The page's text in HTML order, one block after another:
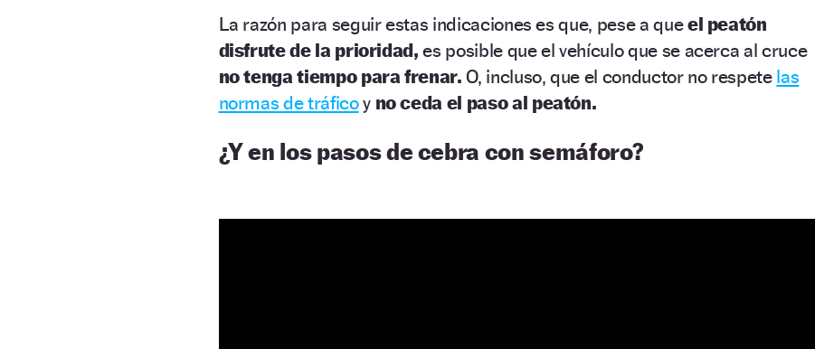
La razón para seguir estas indicaciones es que, pese a queel peatón
disfrute de la prioridad,es posible que el vehículo que se acerca al cruce
no tenga tiempo para frenar. O, incluso, que el conductor no respete las
normas de tráficoy no ceda el paso al peatón.
¿Y en los pasos de cebra con semáforo?